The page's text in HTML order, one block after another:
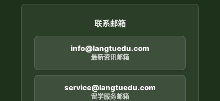
联系邮箱
info@langtuedu.com
最新资讯邮箱
service@langtuedu.com
留学服务邮箱